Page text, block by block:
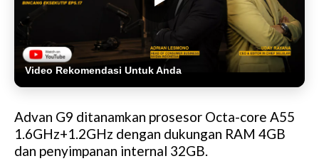
Video Rekomendasi Untuk Anda
Advan G9 ditanamkan prosesor Octa-core A55
1.6GHz+1.2GHz dengan dukungan RAM 4GB
dan penyimpanan internal 32GB.